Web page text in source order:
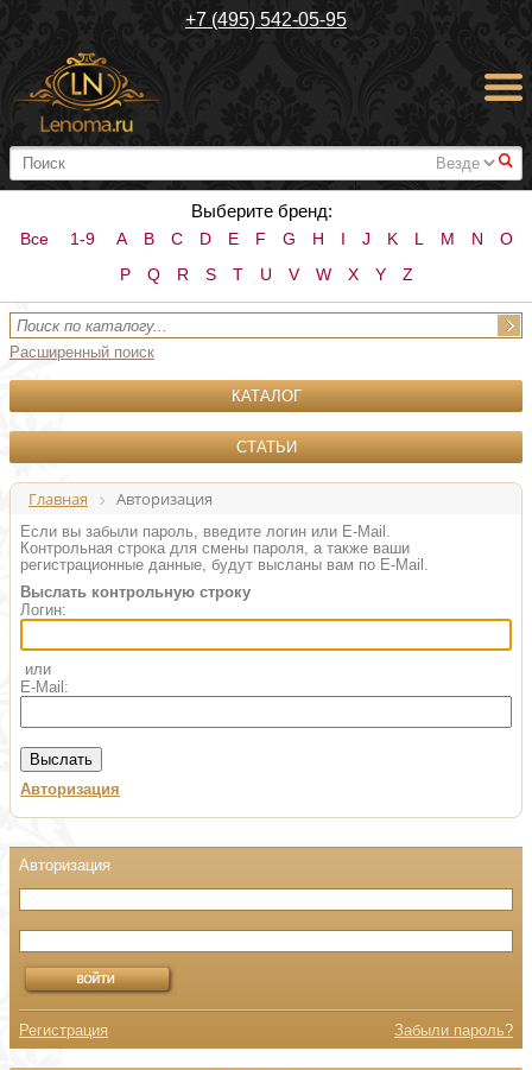
+7 (495) 542-05-95
#
Выберите бренд:
Все 1-9 A B C D E F G H I J K L M N
O
P
Q R S T U V W X Y Z
Расширенный поиск
КАТАЛОГ
СТАТЬИ
Главная Авторизация
Если вы забыли пароль, введите логин или E-Mail.
Контрольная строка для смены пароля, а также ваши
регистрационные данные, будут высланы вам по E-Mail.
Выслать контрольную строку
Логин:
или
E-Mail:
Авторизация
Регистрация Забыли пароль?